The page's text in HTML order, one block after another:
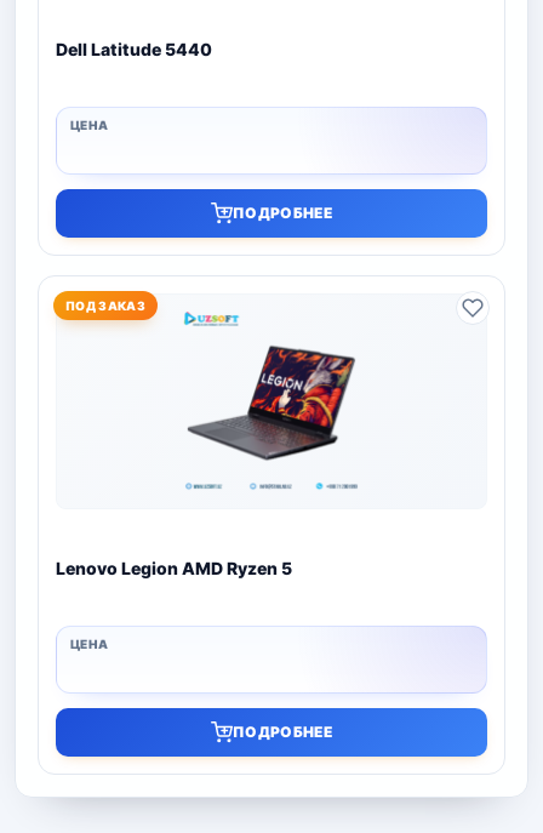
Dell Latitude 5440
ПОДРОБНЕЕ
ПОД ЗАКАЗ
Lenovo Legion AMD Ryzen 5
ПОДРОБНЕЕ